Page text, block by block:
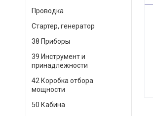
Проводка
Стартер, генератор
38 Приборы
39 Инструмент и
принадлежности
42 Коробка отбора
мощности
50 Кабина